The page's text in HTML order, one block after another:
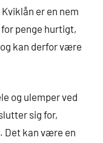
er en nem
penge hurtigt,
kan derfor være
og ulemper ved
sig for,
Det kan være en